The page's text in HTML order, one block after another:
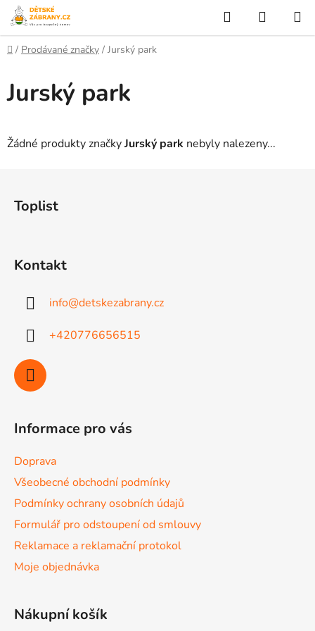
Přejít
na
obsah
Hledat
KOŠÍK
Domů
/ Prodávané značky / Jurský park
Jurský park
Žádné produkty značkyJurský park nebyly nalezeny...
Toplist
Kontakt
info@detskezabrany.cz
+420776656515
Informace pro vás
Doprava
Všeobecné obchodní podmínky
Podmínky ochrany osobních údajů
Formulář pro odstoupení od smlouvy
Reklamace a reklamační protokol
Moje objednávka
Nákupní košík